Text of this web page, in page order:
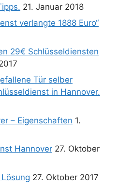
21. Januar 2018
verlangte 1888 Euro“
29€ Schlüsseldiensten
Tür selber
in Hannover.
– Eigenschaften 1.
Hannover 27. Oktober
27. Oktober 2017